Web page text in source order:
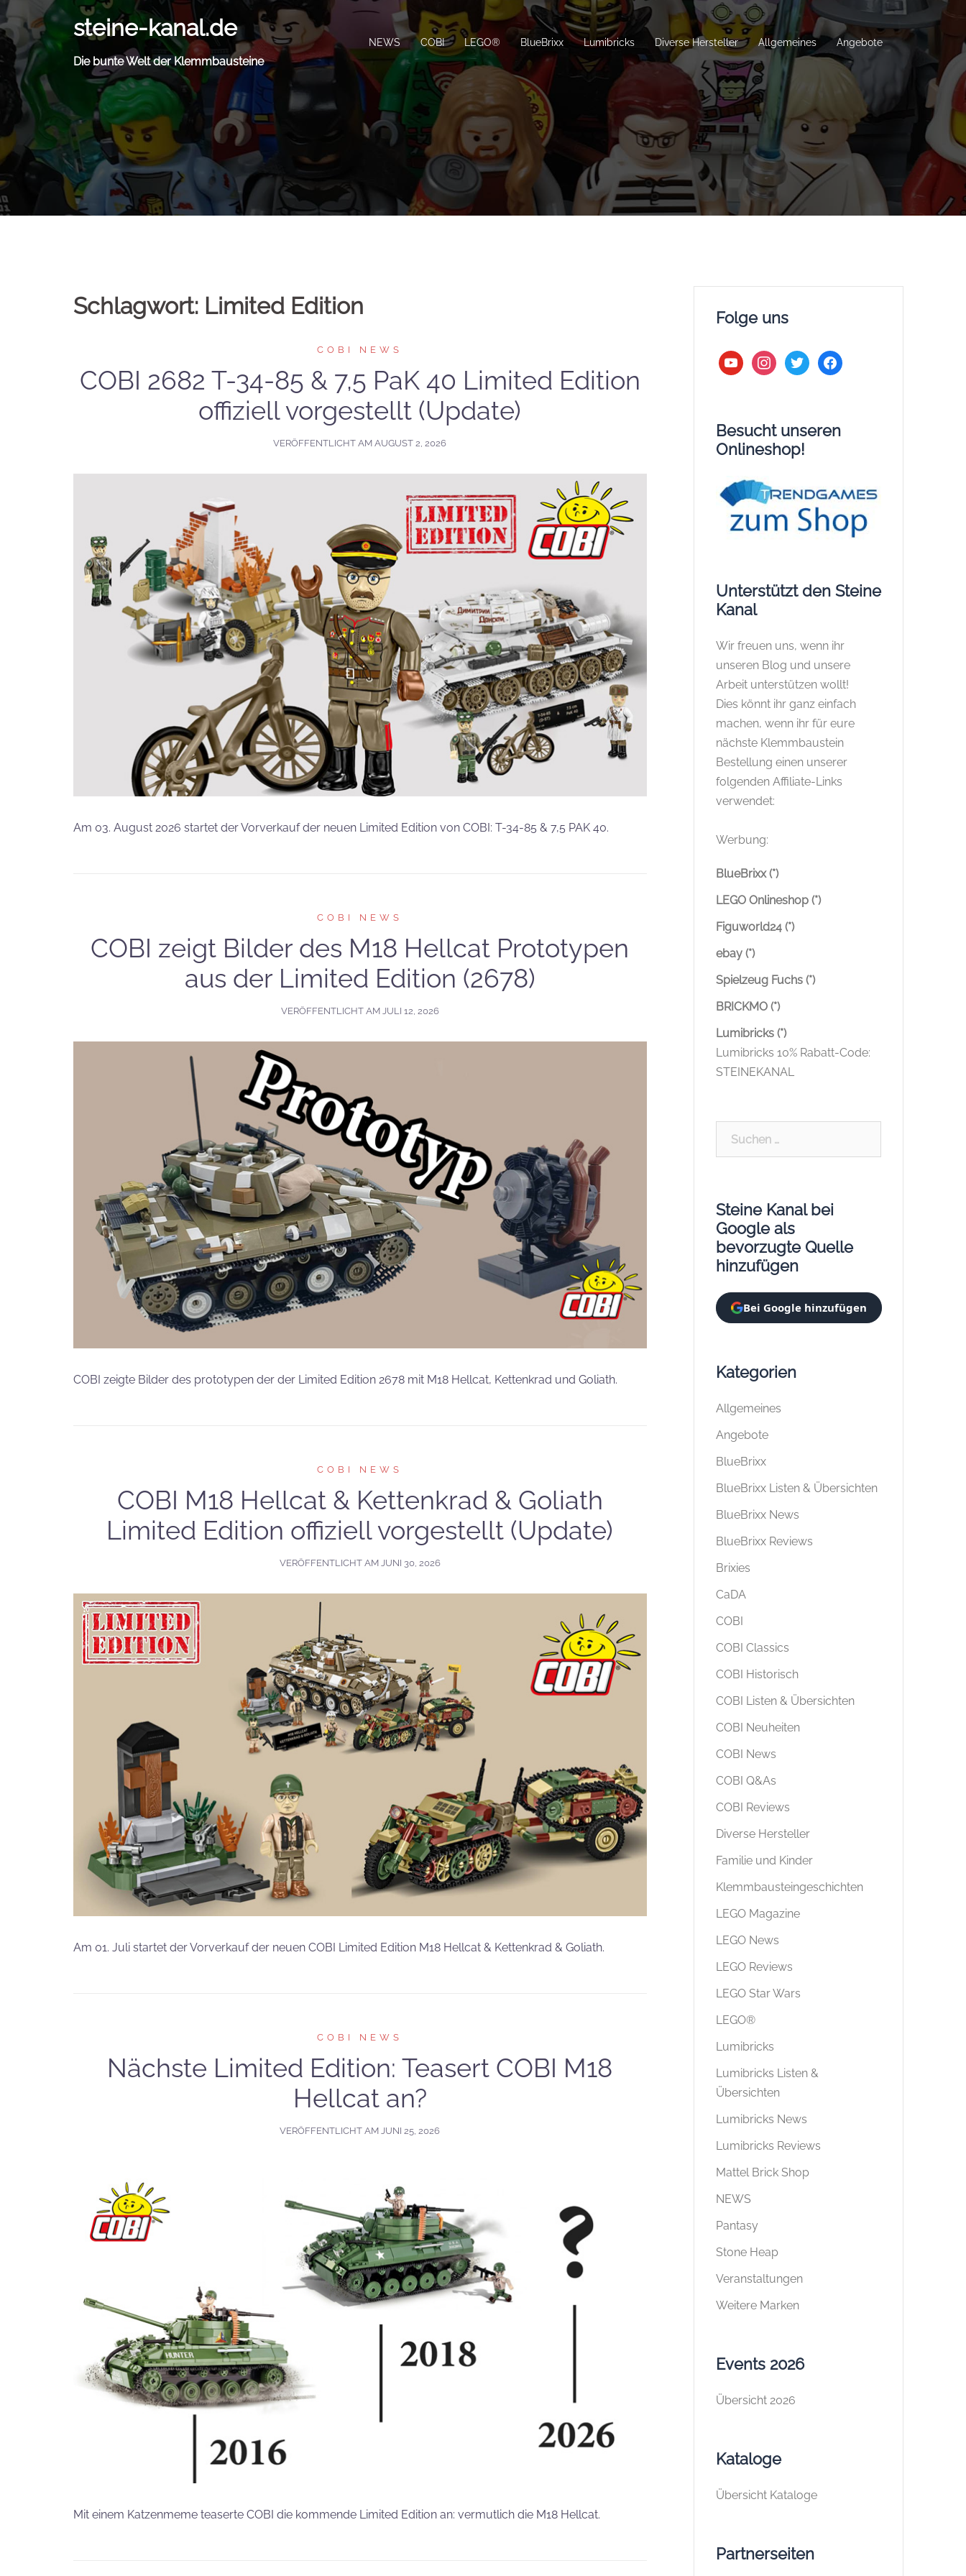
Zum
Inhalt
springen
steine-kanal.de
Die bunte Welt der Klemmbausteine
NEWS COBI LEGO® BlueBrixx Lumibricks Diverse Hersteller Allgemeines Angebote
Schlagwort: Limited Edition
COBI NEWS
COBI 2682 T-34-85 & 7,5 PaK 40 Limited Edition
offiziell vorgestellt (Update)
VERÖFFENTLICHT AMAUGUST 2, 2026
Am 03. August 2026 startet der Vorverkauf der neuen Limited Edition von COBI: T-34-85 & 7,5 PAK 40.
COBI NEWS
COBI zeigt Bilder des M18 Hellcat Prototypen
aus der Limited Edition (2678)
VERÖFFENTLICHT AM JULI 12, 2026
COBI zeigte Bilder des prototypen der der Limited Edition 2678 mit M18 Hellcat, Kettenkrad und Goliath.
COBI NEWS
COBI M18 Hellcat & Kettenkrad & Goliath
Limited Edition offiziell vorgestellt (Update)
VERÖFFENTLICHT AM JUNI 30, 2026
Am 01. Juli startet der Vorverkauf der neuen COBI Limited Edition M18 Hellcat & Kettenkrad & Goliath.
COBI NEWS
Nächste Limited Edition: Teasert COBI M18
Hellcat an?
VERÖFFENTLICHT AM JUNI 25, 2026
Mit einem Katzenmeme teaserte COBI die kommende Limited Edition an: vermutlich die M18 Hellcat.
Folge uns
youtubeinstagram
twitter facebook
Besucht unseren
Onlineshop!
Unterstützt den Steine
Kanal
Wir freuen uns, wenn ihr
unseren Blog und unsere
Arbeit unterstützen wollt!
Dies könnt ihr ganz einfach
machen, wenn ihr für eure
nächste Klemmbaustein
Bestellung einen unserer
folgenden Affiliate-Links
verwendet:
Werbung:
BlueBrixx (*)
LEGO Onlineshop (*)
Figuworld24 (*)
ebay (*)
Spielzeug Fuchs (*)
BRICKMO (*)
Lumibricks (*)
Lumibricks 10% Rabatt-Code:
STEINEKANAL
Steine Kanal bei
Google als
bevorzugte Quelle
hinzufügen
Bei Google hinzufügen
Kategorien
Allgemeines
Angebote
BlueBrixx
BlueBrixx Listen & Übersichten
BlueBrixx News
BlueBrixx Reviews
Brixies
CaDA
COBI
COBI Classics
COBI Historisch
COBI Listen & Übersichten
COBI Neuheiten
COBI News
COBI Q&As
COBI Reviews
Diverse Hersteller
Familie und Kinder
Klemmbausteingeschichten
LEGO Magazine
LEGO News
LEGO Reviews
LEGO Star Wars
LEGO®
Lumibricks
Lumibricks Listen &
Übersichten
Lumibricks News
Lumibricks Reviews
Mattel Brick Shop
NEWS
Pantasy
Stone Heap
Veranstaltungen
Weitere Marken
Events 2026
Übersicht 2026
Kataloge
Übersicht Kataloge
Partnerseiten